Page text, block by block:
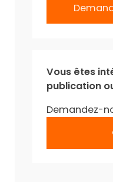
Vous êtes
publication
Demandez-